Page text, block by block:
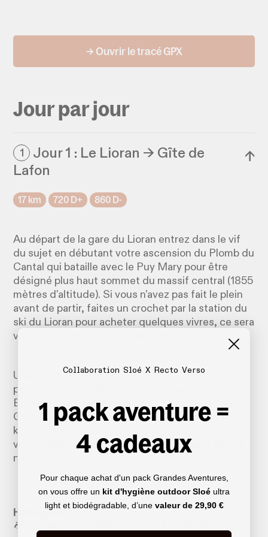
→ Ouvrir le tracé GPX
Jour par jour
1
Jour 1 : Le Lioran → Gîte de
Lafon
↓
17 km 720 D+ 860 D-
Au départ de la gare du Lioran entrez dans le vif
du sujet en débutant votre ascension du Plomb du
Cantal qui bataille avec le Puy Mary pour être
désigné plus haut sommet du massif central (1855
mètres d'altitude). Si vous n'avez pas fait le plein
avant de partir, faites un crochet par la station du
ski du Lioran pour acheter quelques vivres, ce sera
votre seul point de ravitaillement.
Une fois au sommet du Plomb du Cantal,
poursuivez sur le chemin de crêt jusqu'au Puy
Brunet, puis au Puy de la Cède et enfin au Puy
Gros. Traversez de belles prairies d'estives. Au
kilomètres 15 (environ), entamez votre descente
vers le Gîte de Lafon, votre hébergement pour la
nuit.
Hébergement
🏕️ : Bivouac possible et autorisé. Attention aux
Collaboration Sloé X Recto Verso
1 pack aventure =
4 cadeaux
Pour chaque achat d'un pack Grandes Aventures,
on vous offre un kit d'hygiène outdoor Sloé ultra
light et biodégradable, d’une valeur de 29,90 €